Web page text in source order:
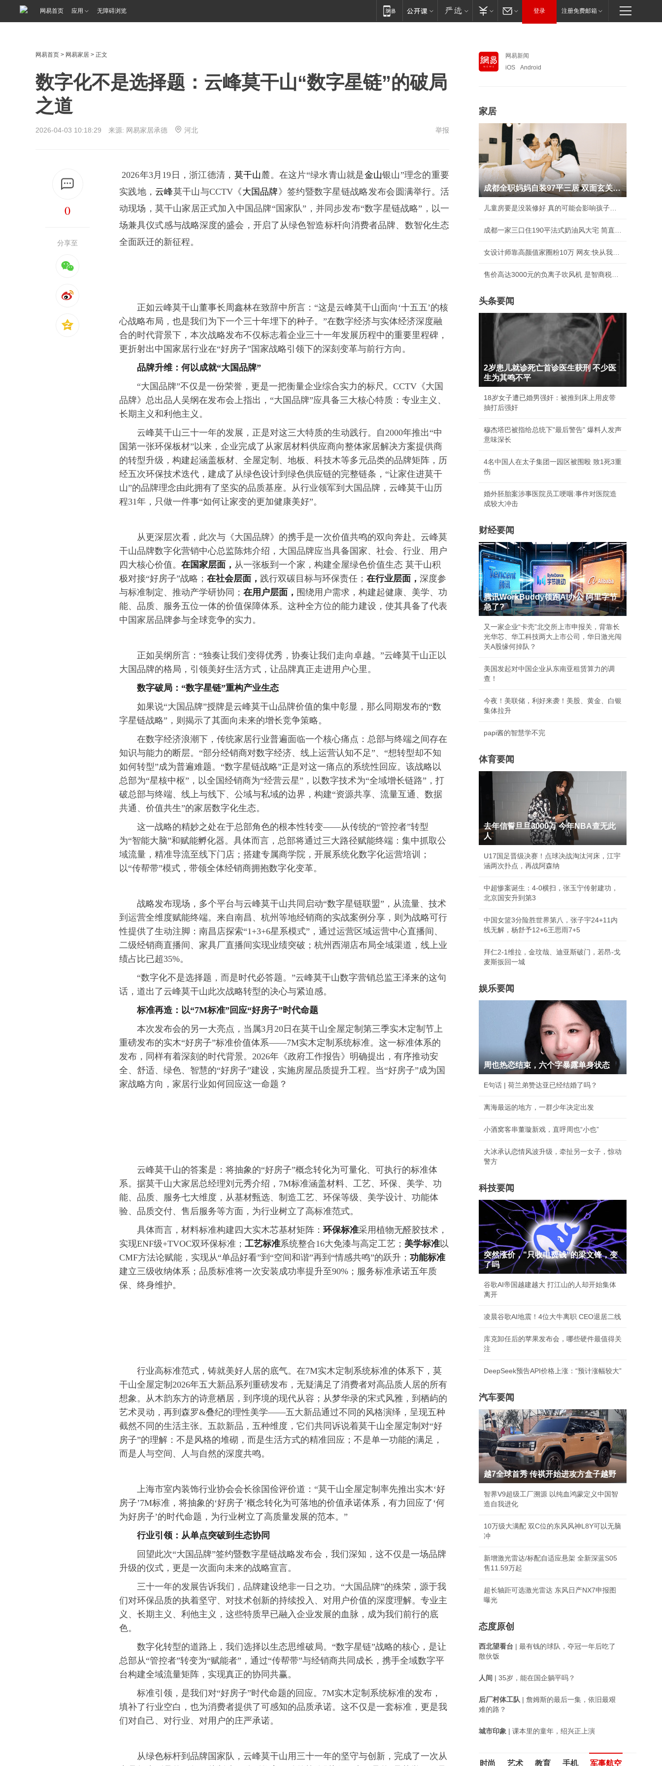
网易首页 应用 无障碍浏览 登录 注册免费邮箱
网易首页 > 网易家居 > 正文
数字化不是选择题：云峰莫干山“数字星链”的破局
之道
2026-04-03 10:18:29 来源: 网易家居承德 河北 举报
0
分享至
2026年3月19日，浙江德清， 莫干山 麓。在这片“绿水青山就是金山银山”理念的重要
实践地， 云峰莫干山与CCTV《大国品牌 》签约暨数字星链战略发布会圆满举行。活
动现场，莫干山家居正式加入中国品牌“国家队”，并同步发布“数字星链战略”，以一
场兼具仪式感与战略深度的盛会，开启了从绿色智造标杆向消费者品牌、数智化生态
全面跃迁的新征程。
正如云峰莫干山董事长周鑫林在致辞中所言：“这是云峰莫干山面向‘十五五’的核
心战略布局，也是我们为下一个三十年埋下的种子。”在数字经济与实体经济深度融
合的时代背景下，本次战略发布不仅标志着企业三十一年发展历程中的重要里程碑，
更折射出中国家居行业在“好房子”国家战略引领下的深刻变革与前行方向。
品牌升维：何以成就“大国品牌”
“大国品牌”不仅是一份荣誉，更是一把衡量企业综合实力的标尺。CCTV《大国
品牌》总出品人吴纲在发布会上指出，“大国品牌”应具备三大核心特质：专业主义、
长期主义和利他主义。
云峰莫干山三十一年的发展，正是对这三大特质的生动践行。自2000年推出“中
国第一张环保板材”以来，企业完成了从家居材料供应商向整体家居解决方案提供商
的转型升级，构建起涵盖板材、全屋定制、地板、科技木等多元品类的品牌矩阵，历
经五次环保技术迭代，建成了从绿色设计到绿色供应链的完整链条，“让家住进莫干
山”的品牌理念由此拥有了坚实的品质基座。从行业领军到大国品牌，云峰莫干山历
程31年，只做一件事“如何让家变的更加健康美好”。
从更深层次看，此次与《大国品牌》的携手是一次价值共鸣的双向奔赴。云峰莫
干山品牌数字化营销中心总监陈炜介绍，大国品牌应当具备国家、社会、行业、用户
四大核心价值。 在国家层面， 从一张板到一个家，构建全屋绿色价值生态 莫干山积
极对接“好房子”战略； 在社会层面， 践行双碳目标与环保责任； 在行业层面， 深度参
与标准制定、推动产学研协同； 在用户层面， 围绕用户需求，构建起健康、美学、功
能、品质、服务五位一体的价值保障体系。这种全方位的能力建设，使其具备了代表
中国家居品牌参与全球竞争的实力。
正如吴纲所言：“独奏让我们变得优秀，协奏让我们走向卓越。”云峰莫干山正以
大国品牌的格局，引领美好生活方式，让品牌真正走进用户心里。
数字破局：“数字星链”重构产业生态
如果说“大国品牌”授牌是云峰莫干山品牌价值的集中彰显，那么同期发布的“数
字星链战略”，则揭示了其面向未来的增长竞争策略。
在数字经济浪潮下，传统家居行业普遍面临一个核心痛点：总部与终端之间存在
知识与能力的断层。“部分经销商对数字经济、线上运营认知不足”、“想转型却不知
如何转型”成为普遍难题。“数字星链战略”正是对这一痛点的系统性回应。该战略以
总部为“星核中枢”，以全国经销商为“经营云星”，以数字技术为“全域增长链路”，打
破总部与终端、线上与线下、公域与私域的边界，构建“资源共享、流量互通、数据
共通、价值共生”的家居数字化生态。
这一战略的精妙之处在于总部角色的根本性转变——从传统的“管控者”转型
为“智能大脑”和赋能孵化器。具体而言，总部将通过三大路径赋能终端：集中抓取公
域流量，精准导流至线下门店；搭建专属商学院，开展系统化数字化运营培训；
以“传帮带”模式，带领全体经销商拥抱数字化变革。
战略发布现场，多个平台与云峰莫干山共同启动“数字星链联盟”，从流量、技术
到运营全维度赋能终端。来自南昌、杭州等地经销商的实战案例分享，则为战略可行
性提供了生动注脚：南昌店探索“1+3+6星系模式”，通过运营区域运营中心直播间、
二级经销商直播间、家具厂直播间实现业绩突破；杭州西湖店布局全域渠道，线上业
绩占比已超35%。
“数字化不是选择题，而是时代必答题。”云峰莫干山数字营销总监王泽来的这句
话，道出了云峰莫干山此次战略转型的决心与紧迫感。
标准再造：以“7M标准”回应“好房子”时代命题
本次发布会的另一大亮点，当属3月20日在莫干山全屋定制第三季实木定制节上
重磅发布的实木“好房子”标准价值体系——7M实木定制系统标准。这一标准体系的
发布，同样有着深刻的时代背景。2026年《政府工作报告》明确提出，有序推动安
全、舒适、绿色、智慧的“好房子”建设，实施房屋品质提升工程。当“好房子”成为国
家战略方向，家居行业如何回应这一命题？
云峰莫干山的答案是：将抽象的“好房子”概念转化为可量化、可执行的标准体
系。据莫干山大家居总经理刘元秀介绍，7M标准涵盖材料、工艺、环保、美学、功
能、品质、服务七大维度，从基材甄选、制造工艺、环保等级、美学设计、功能体
验、品质交付、售后服务等方面，为行业树立了高标准范式。
具体而言，材料标准构建四大实木芯基材矩阵： 环保标准采用植物无醛胶技术，
实现ENF级+TVOC双环保标准； 工艺标准系统整合16大免漆与高定工艺； 美学标准以
CMF方法论赋能，实现从“单品好看”到“空间和谐”再到“情感共鸣”的跃升； 功能标准
建立三级收纳体系；品质标准将一次安装成功率提升至90%；服务标准承诺五年质
保、终身维护。
行业高标准范式，铸就美好人居的底气。在7M实木定制系统标准的体系下，莫
干山全屋定制2026年五大新品系列重磅发布，无疑满足了消费者对高品质人居的所有
想象。从木韵东方的诗意栖居，到序境的现代从容；从梦华录的宋式风雅，到栖屿的
艺术灵动，再到森罗&叠纪的理性美学——五大新品通过不同的风格演绎，呈现五种
截然不同的生活主张。五款新品，五种维度，它们共同诉说着莫干山全屋定制对“好
房子”的理解：不是风格的堆砌，而是生活方式的精准回应；不是单一功能的满足，
而是人与空间、人与自然的深度共鸣。
上海市室内装饰行业协会会长徐国俭评价道：“莫干山全屋定制率先推出实木‘好
房子’7M标准，将抽象的‘好房子’概念转化为可落地的价值承诺体系，有力回应了‘何
为好房子’的时代命题，为行业树立了高质量发展的范本。”
行业引领：从单点突破到生态协同
回望此次“大国品牌”签约暨数字星链战略发布会，我们深知，这不仅是一场品牌
升级的仪式，更是一次面向未来的战略宣言。
三十一年的发展告诉我们，品牌建设绝非一日之功。“大国品牌”的殊荣，源于我
们对环保品质的执着坚守、对技术创新的持续投入、对用户价值的深度理解。专业主
义、长期主义、利他主义，这些特质早已融入企业发展的血脉，成为我们前行的底
色。
数字化转型的道路上，我们选择以生态思维破局。“数字星链”战略的核心，是让
总部从“管控者”转变为“赋能者”，通过“传帮带”与经销商共同成长，携手全域数字平
台构建全域流量矩阵，实现真正的协同共赢。
标准引领，是我们对“好房子”时代命题的回应。7M实木定制系统标准的发布，
填补了行业空白，也为消费者提供了可感知的品质承诺。这不仅是一套标准，更是我
们对自己、对行业、对用户的庄严承诺。
从绿色标杆到品牌国家队，云峰莫干山用三十一年的坚守与创新，完成了一次从
网易新闻
iOS
Android
家居
成都全职妈妈自装97平三居 双面玄关人见人夸
头条要闻
2岁患儿就诊死亡首诊医生获刑 不少医
生为其鸣不平
18岁女子遭已婚男强奸：被推到床上用皮带
抽打后强奸
穆杰塔巴被指给总统下"最后警告" 爆料人发声
意味深长
4名中国人在太子集团一园区被围殴 致1死3重
伤
婚外胚胎案涉事医院员工哽咽:事件对医院造
成较大冲击
财经要闻
腾讯WorkBuddy领跑AI办公 阿里字节
急了?
又一家企业“卡壳”北交所上市申报关，背靠长
光华芯、华工科技两大上市公司，华日激光闯
关A股缘何掉队？
美国发起对中国企业从东南亚租赁算力的调
查！
今夜！美联储，利好来袭！美股、黄金、白银
集体拉升
papi酱的智慧学不完
体育要闻
去年信誓旦旦3000万 今年NBA查无此
人
U17国足晋级决赛！点球决战淘汰河床，江宇
涵两次扑点，再战阿森纳
中超惨案诞生：4-0横扫，张玉宁传射建功，
北京国安升到第3
中国女篮3分险胜世界第八，张子宇24+11内
线无解，杨舒予12+6王思雨7+5
拜仁2-1维拉，金玟哉、迪亚斯破门，若昂-戈
麦斯扳回一城
娱乐要闻
周也热恋结束，六个字暴露单身状态
E句话 | 荷兰弟赞达亚已经结婚了吗？
离海最远的地方，一群少年决定出发
小酒窝客串董璇新戏，直呼周也“小也”
大冰承认恋情风波升级，牵扯另一女子，惊动
警方
科技要闻
突然涨价，"只收电费钱"的梁文锋，变
了吗
谷歌AI帝国越建越大 打江山的人却开始集体
离开
凌晨谷歌AI地震！4位大牛离职 CEO退居二线
库克卸任后的苹果发布会，哪些硬件最值得关
注
DeepSeek预告API价格上涨：“预计涨幅较大”
汽车要闻
越7全球首秀 传祺开始进攻方盒子越野
智界V9超级工厂溯源 以纯血鸿蒙定义中国智
造自我进化
10万级大满配 双C位的东风风神L8Y可以无脑
冲
新增激光雷达/标配自适应悬架 全新深蓝S05
售11.59万起
超长轴距可选激光雷达 东风日产NX7申报图
曝光
态度原创
西北望看台 | 最有钱的球队，夺冠一年后吃了
散伙饭
人间 | 35岁，能在国企躺平吗？
后厂村体工队 | 詹姆斯的最后一集，依旧最艰
难的路？
城市印象 | 课本里的童年，绍兴正上演
时尚 艺术 教育 手机 军事航空